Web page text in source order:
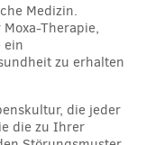
Medizin.
Therapie,
ein
zu erhalten
die jeder
die zu Ihrer